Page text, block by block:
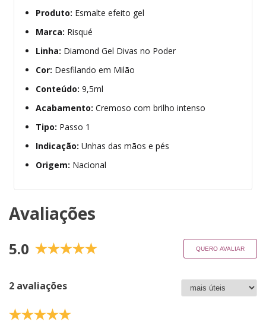
Produto: Esmalte efeito gel
Marca: Risqué
Linha: Diamond Gel Divas no Poder
Cor: Desfilando em Milão
Conteúdo: 9,5ml
Acabamento: Cremoso com brilho intenso
Tipo: Passo 1
Indicação: Unhas das mãos e pés
Origem: Nacional
Avaliações
5.0 QUERO AVALIAR
2 avaliações